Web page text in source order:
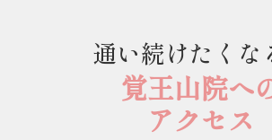
通い続けたくな
覚王山院へ
アクセス